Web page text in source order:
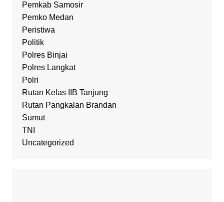
Pemkab Samosir
Pemko Medan
Peristiwa
Politik
Polres Binjai
Polres Langkat
Polri
Rutan Kelas IIB Tanjung
Rutan Pangkalan Brandan
Sumut
TNI
Uncategorized